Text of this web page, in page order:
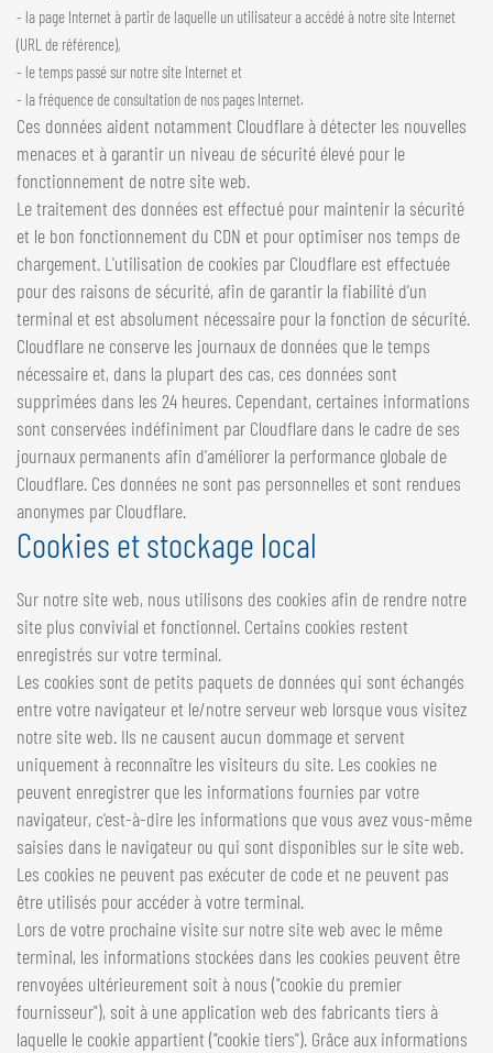
- la page Internet à partir de laquelle un utilisateur a accédé à notre site Internet
(URL de référence),
- le temps passé sur notre site Internet et
- la fréquence de consultation de nos pages Internet.
Ces données aident notamment Cloudflare à détecter les nouvelles
menaces et à garantir un niveau de sécurité élevé pour le
fonctionnement de notre site web.
Le traitement des données est effectué pour maintenir la sécurité
et le bon fonctionnement du CDN et pour optimiser nos temps de
chargement. L'utilisation de cookies par Cloudflare est effectuée
pour des raisons de sécurité, afin de garantir la fiabilité d'un
terminal et est absolument nécessaire pour la fonction de sécurité.
Cloudflare ne conserve les journaux de données que le temps
nécessaire et, dans la plupart des cas, ces données sont
supprimées dans les 24 heures. Cependant, certaines informations
sont conservées indéfiniment par Cloudflare dans le cadre de ses
journaux permanents afin d'améliorer la performance globale de
Cloudflare. Ces données ne sont pas personnelles et sont rendues
anonymes par Cloudflare.
Cookies et stockage local
Sur notre site web, nous utilisons des cookies afin de rendre notre
site plus convivial et fonctionnel. Certains cookies restent
enregistrés sur votre terminal.
Les cookies sont de petits paquets de données qui sont échangés
entre votre navigateur et le/notre serveur web lorsque vous visitez
notre site web. Ils ne causent aucun dommage et servent
uniquement à reconnaître les visiteurs du site. Les cookies ne
peuvent enregistrer que les informations fournies par votre
navigateur, c'est-à-dire les informations que vous avez vous-même
saisies dans le navigateur ou qui sont disponibles sur le site web.
Les cookies ne peuvent pas exécuter de code et ne peuvent pas
être utilisés pour accéder à votre terminal.
Lors de votre prochaine visite sur notre site web avec le même
terminal, les informations stockées dans les cookies peuvent être
renvoyées ultérieurement soit à nous ("cookie du premier
fournisseur"), soit à une application web des fabricants tiers à
laquelle le cookie appartient ("cookie tiers"). Grâce aux informations